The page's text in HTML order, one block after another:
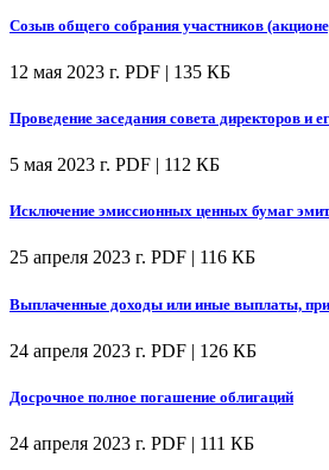
Созыв общего собрания участников
12 мая 2023 г. PDF | 135 КБ
Проведение заседания совета директоров и
5 мая 2023 г. PDF | 112 КБ
Исключение эмиссионных ценных бумаг
25 апреля 2023 г. PDF | 116 КБ
Выплаченные доходы или иные выплаты,
24 апреля 2023 г. PDF | 126 КБ
Досрочное полное погашение облигаций
24 апреля 2023 г. PDF | 111 КБ